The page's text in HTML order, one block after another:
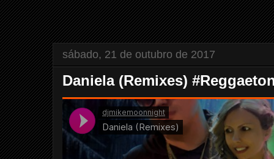
sábado, 21 de outubro de 2017
Daniela (Remixes)